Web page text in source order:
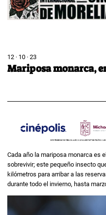
12 · 10 · 23
Mariposa monarca,
Cada año la mariposa monarca es
sobrevivir; este pequeño insecto
kilómetros para arribar a las
durante todo el invierno, hasta